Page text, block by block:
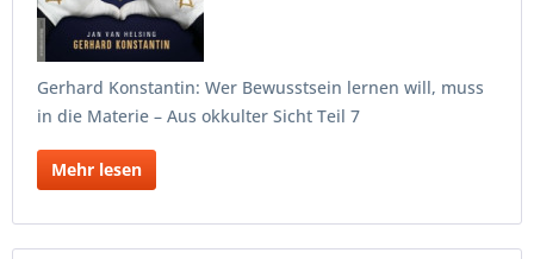
Gerhard Konstantin: Wer Bewusstsein lernen will, muss
in die Materie – Aus okkulter Sicht Teil 7
Mehr lesen